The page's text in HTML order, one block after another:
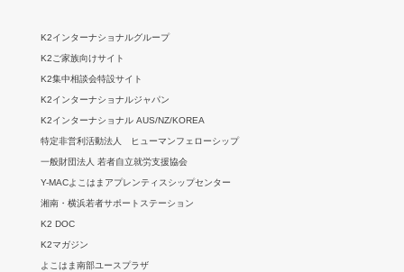
K2インターナショナルグループ
K2ご家族向けサイト
K2集中相談会特設サイト
K2インターナショナルジャパン
K2インターナショナル AUS/NZ/KOREA
特定非営利活動法人 ヒューマンフェローシップ
一般財団法人 若者自立就労支援協会
Y-MACよこはまアプレンティスシップセンター
湘南・横浜若者サポートステーション
K2 DOC
K2マガジン
よこはま南部ユースプラザ